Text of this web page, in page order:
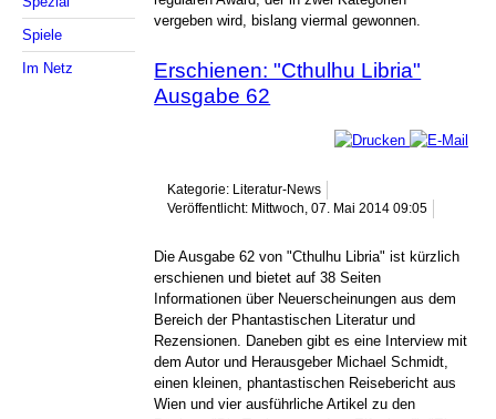
Spiele
Im Netz
vergeben wird, bislang viermal gewonnen.
Erschienen: "Cthulhu Libria"
Ausgabe 62
Kategorie: Literatur-News
Veröffentlicht: Mittwoch, 07. Mai 2014 09:05
Die Ausgabe 62 von "Cthulhu Libria" ist kürzlich
erschienen und bietet auf 38 Seiten
Informationen über Neuerscheinungen aus dem
Bereich der Phantastischen Literatur und
Rezensionen. Daneben gibt es eine Interview mit
dem Autor und Herausgeber Michael Schmidt,
einen kleinen, phantastischen Reisebericht aus
Wien und vier ausführliche Artikel zu den